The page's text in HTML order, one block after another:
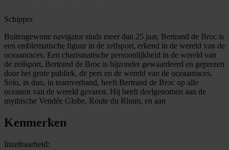
Schipper
Buitengewone navigator sinds meer dan 25 jaar, Bertrand de Broc is
een emblematische figuur in de zeilsport, erkend in de wereld van de
oceaanraces. Een charismatische persoonlijkheid in de wereld van
de zeilsport, Bertrand de Broc is bijzonder gewaardeerd en geprezen
door het grote publiek, de pers en de wereld van de oceaanraces.
Solo, in duo, in teamverband, heeft Bertrand de Broc op alle
oceanen van de wereld gevaren. Hij heeft deelgenomen aan de
mythische Vendée Globe, Route du Rhum, en aan
Kenmerken
Inzetbaarheid: